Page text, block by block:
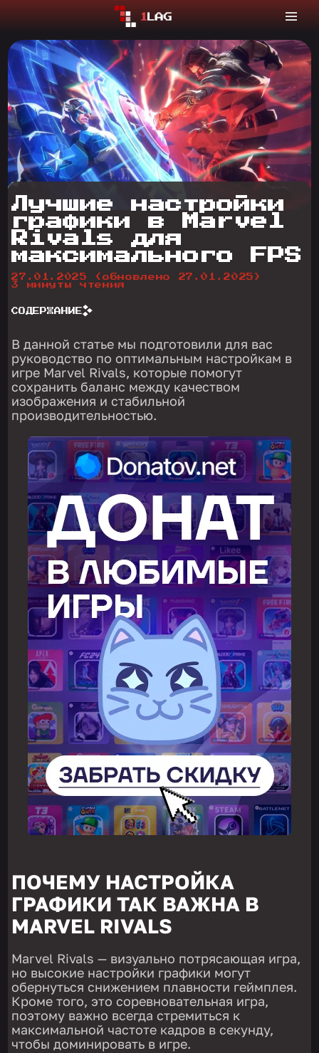
Лучшие настройки
графики в Marvel
Rivals для
максимального FPS
27.01.2025
(обновлено 27.01.2025)
3 минуты чтения
СОДЕРЖАНИЕ
В данной статье мы подготовили для вас
руководство по оптимальным настройкам в
игре Marvel Rivals, которые помогут
сохранить баланс между качеством
изображения и стабильной
производительностью.
ПОЧЕМУ НАСТРОЙКА
ГРАФИКИ ТАК ВАЖНА В
MARVEL RIVALS
Marvel Rivals — визуально потрясающая игра,
но высокие настройки графики могут
обернуться снижением плавности геймплея.
Кроме того, это соревновательная игра,
поэтому важно всегда стремиться к
максимальной частоте кадров в секунду,
чтобы доминировать в игре.